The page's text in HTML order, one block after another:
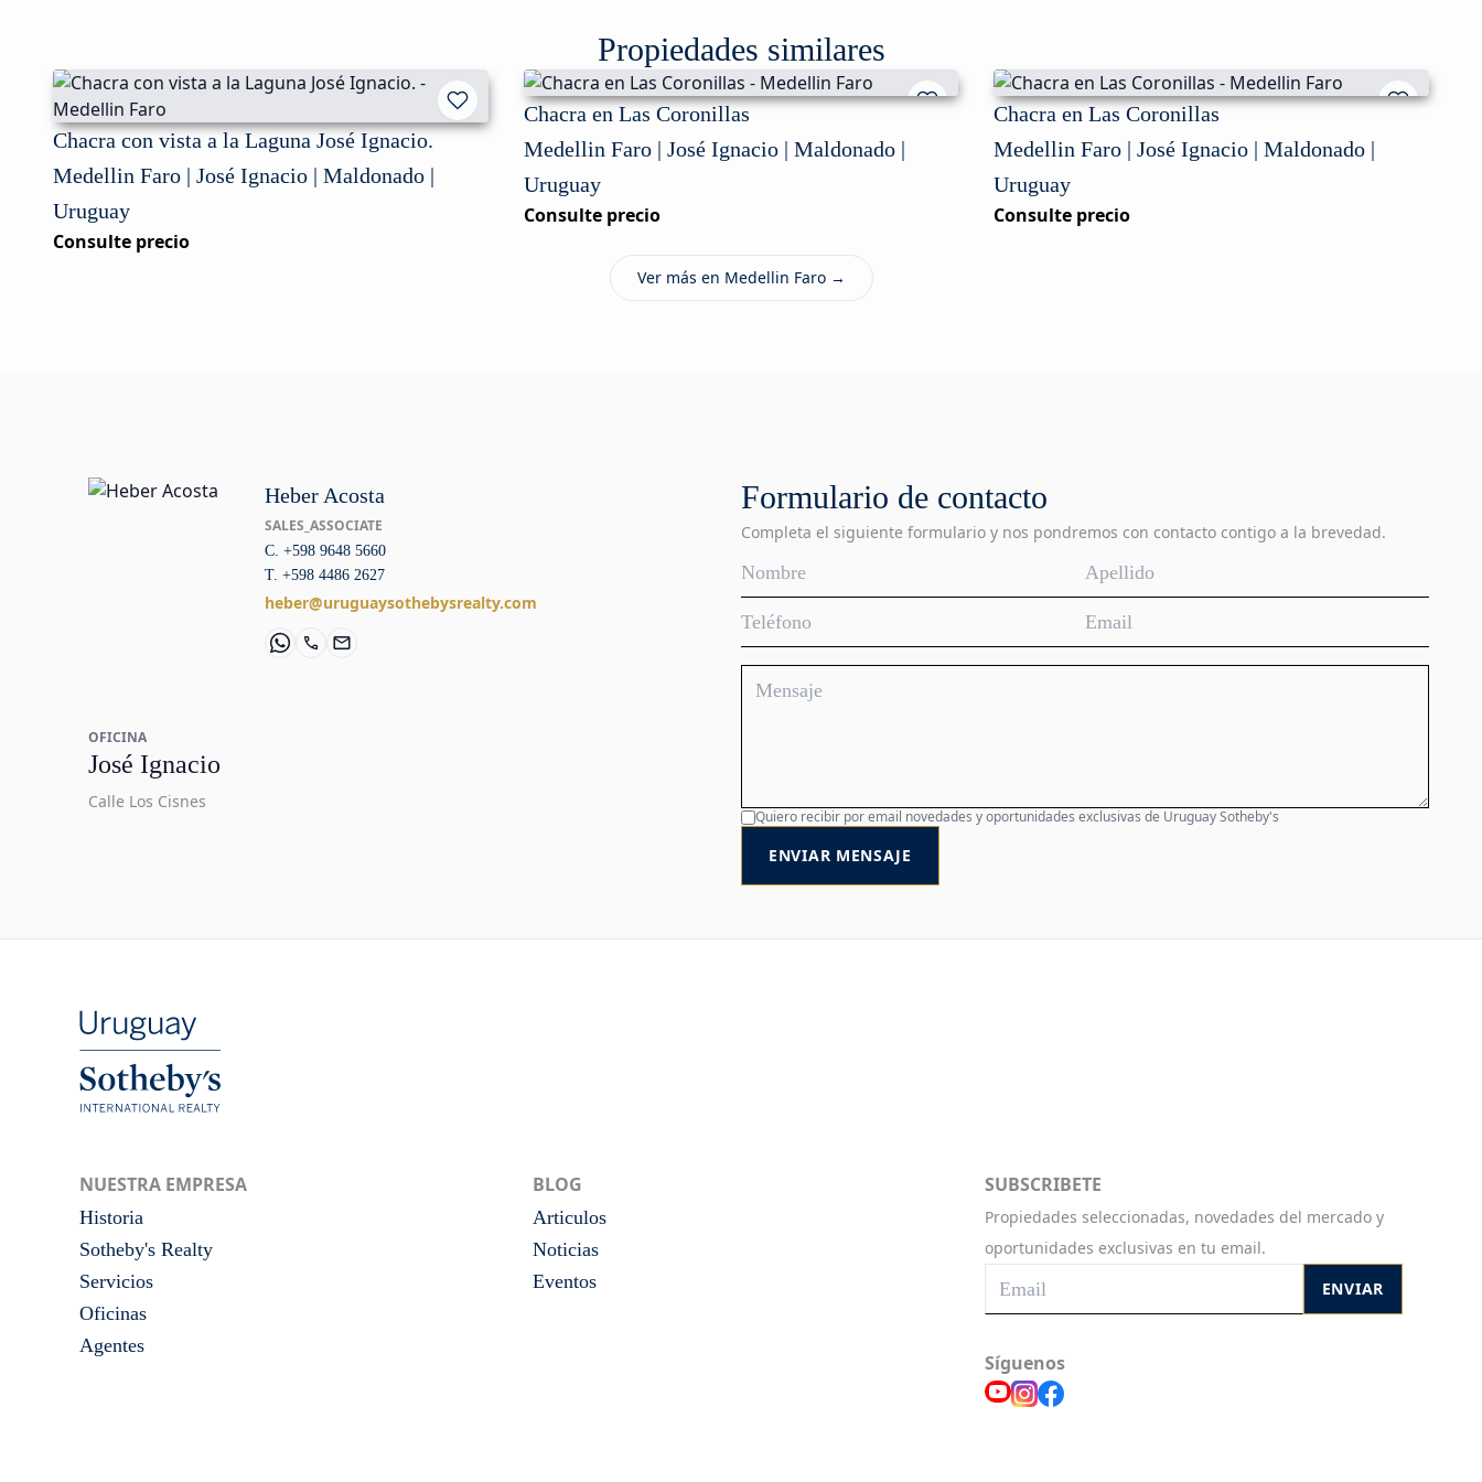
Propiedades similares
Chacra con vista a la Laguna José Ignacio.
Medellin Faro | José Ignacio | Maldonado |
Uruguay
Consulte precio
Chacra en Las Coronillas
Medellin Faro | José Ignacio | Maldonado |
Uruguay
Consulte precio
Chacra en Las Coronillas
Medellin Faro | José Ignacio | Maldonado |
Uruguay
Consulte precio
Ver más en Medellin Faro →
Heber Acosta
SALES_ASSOCIATE
C. +598 9648 5660
T. +598 4486 2627
heber@uruguaysothebysrealty.com
OFICINA
José Ignacio
Calle Los Cisnes
Formulario de contacto
Completa el siguiente formulario y nos pondremos con contacto contigo a la brevedad.
Quiero recibir por email novedades y oportunidades exclusivas de Uruguay Sotheby's
ENVIAR MENSAJE
NUESTRA EMPRESA
Historia
Sotheby's Realty
Servicios
Oficinas
Agentes
BLOG
Articulos
Noticias
Eventos
SUBSCRIBETE
Propiedades seleccionadas, novedades del mercado y
oportunidades exclusivas en tu email.
ENVIAR
Síguenos